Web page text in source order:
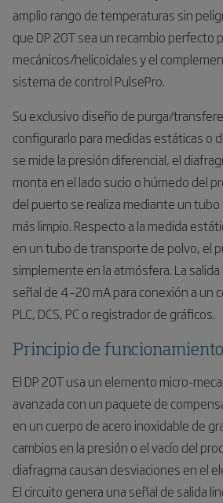
amplio rango de temperaturas sin
que DP 20T sea un recambio perfecto
mecánicos/helicoidales y el
sistema de control PulsePro.
Su exclusivo diseño de purga/
configurarlo para medidas estáticas o
se mide la presión diferencial, el
monta en el lado sucio o húmedo del
del puerto se realiza mediante un tubo
más limpio. Respecto a la medida
en un tubo de transporte de polvo, el
simplemente en la atmósfera. La
señal de 4–20 mA para conexión a un
PLC, DCS, PC o registrador de gráficos.
Principio de funcionamiento
El DP 20T usa un elemento micro-
avanzada con un paquete de
en un cuerpo de acero inoxidable de
cambios en la presión o el vacío del
diafragma causan desviaciones en el
El circuito genera una señal de salida